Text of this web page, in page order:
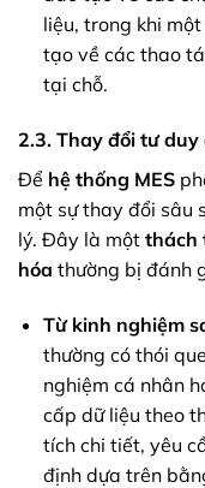
liệu, trong khi
tạo về các thao
tại chỗ.
2.3. Thay đổi tư
Để hệ thống MES
một sự thay đổi sâu
lý. Đây là một thách
hóa thường bị đánh
Từ kinh nghiệm
thường có thói
nghiệm cá nhân
cấp dữ liệu theo
tích chi tiết, yêu
định dựa trên